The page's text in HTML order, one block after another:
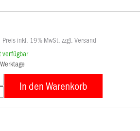
Preis inkl. 19% MwSt. zzgl. Versand
verfügbar
In den Warenkorb